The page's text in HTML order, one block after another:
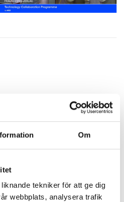
Om
tekniker för att ge dig
webbplats, analysera trafik